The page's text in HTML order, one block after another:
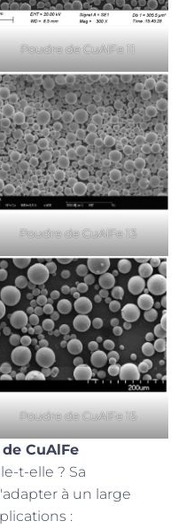
Poudre de CuAlFe 11
Poudre de CuAlFe 13
Poudre de CuAlFe 15
CuAlFe
t-elle ? Sa
à un large
: